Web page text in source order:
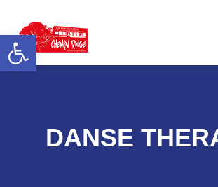
Ouvrir la barre d’outils
DANSE